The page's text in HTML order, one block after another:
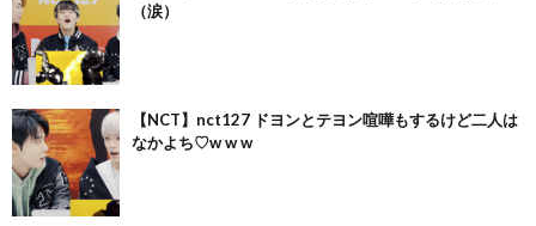
（涙）
【NCT】nct127 ドヨンとテヨン喧嘩もするけど二人は
なかよち♡w w w